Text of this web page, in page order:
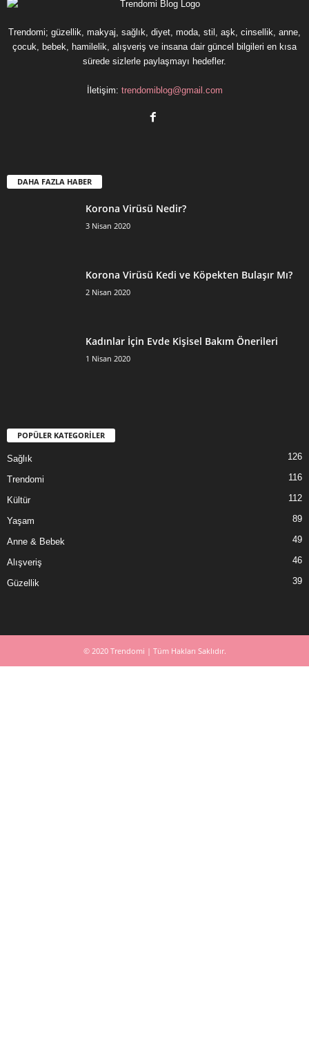
Trendomi; güzellik, makyaj, sağlık, diyet, moda, stil, aşk, cinsellik, anne,
çocuk, bebek, hamilelik, alışveriş ve insana dair güncel bilgileri en kısa
sürede sizlerle paylaşmayı hedefler.
İletişim: trendomiblog@gmail.com
DAHA FAZLA HABER
Korona Virüsü Nedir?
3 Nisan 2020
Korona Virüsü Kedi ve Köpekten Bulaşır Mı?
2 Nisan 2020
Kadınlar İçin Evde Kişisel Bakım Önerileri
1 Nisan 2020
POPÜLER KATEGORİLER
Sağlık 126
Trendomi 116
Kültür 112
Yaşam 89
Anne & Bebek 49
Alışveriş 46
Güzellik 39
© 2020 Trendomi | Tüm Hakları Saklıdır.